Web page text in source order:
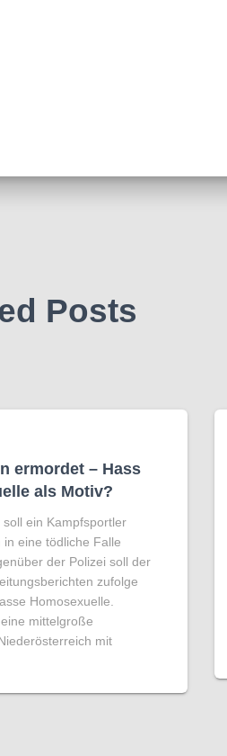
Posts
ermordet – Hass
als Motiv?
ein Kampfsportler
eine tödliche Falle
der Polizei soll der
zufolge
Homosexuelle.
mittelgroße
mit